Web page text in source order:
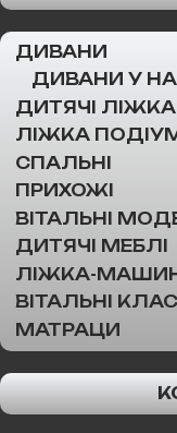
ДИВАНИ
ДИВАНИ У
ДИТЯЧІ ЛІЖКА
ЛІЖКА
СПАЛЬНІ
ПРИХОЖІ
ВІТАЛЬНІ
ДИТЯЧІ МЕБЛІ
ЛІЖКА-
ВІТАЛЬНІ
МАТРАЦИ